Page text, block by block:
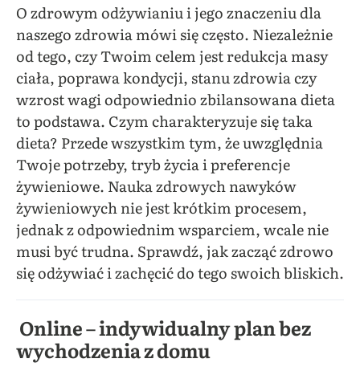
O zdrowym odżywianiu i jego znaczeniu dla
naszego zdrowia mówi się często. Niezależnie
od tego, czy Twoim celem jest redukcja masy
ciała, poprawa kondycji, stanu zdrowia czy
wzrost wagi odpowiednio zbilansowana dieta
to podstawa. Czym charakteryzuje się taka
dieta? Przede wszystkim tym, że uwzględnia
Twoje potrzeby, tryb życia i preferencje
żywieniowe. Nauka zdrowych nawyków
żywieniowych nie jest krótkim procesem,
jednak z odpowiednim wsparciem, wcale nie
musi być trudna. Sprawdź, jak zacząć zdrowo
się odżywiać i zachęcić do tego swoich bliskich.
Online – indywidualny plan bez
wychodzenia z domu